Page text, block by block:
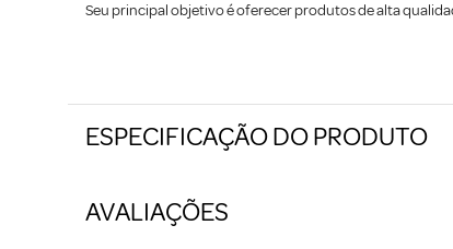
Seu principal objetivo é oferecer produtos de alta
ESPECIFICAÇÃO DO PRODUTO
AVALIAÇÕES